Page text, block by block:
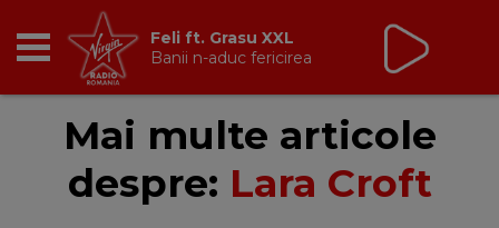
RADIO
BREAKFAST
Feli ft. Grasu XXL
Banii n-aduc fericirea
Mai multe articole
despre: Lara Croft